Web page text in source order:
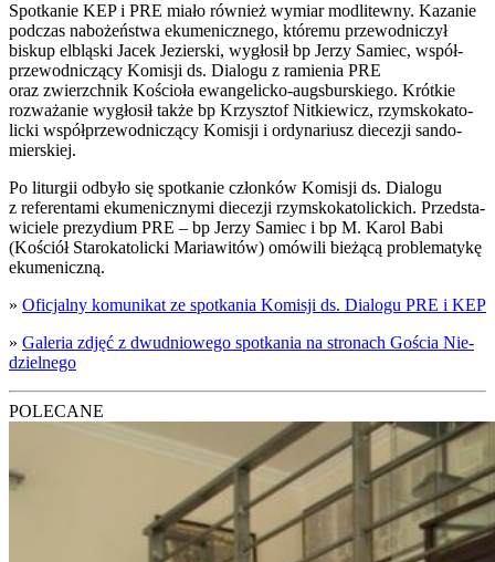
Spo­tka­nie KEP i PRE mia­ło rów­nież wymiar modli­tew­ny. Kaza­nie
pod­czas nabo­żeń­stwa eku­me­nicz­ne­go, któ­re­mu prze­wod­ni­czył
biskup elblą­ski Jacek Jezier­ski, wygło­sił bp Jerzy Samiec, współ­
prze­wod­ni­czą­cy Komi­sji ds. Dia­lo­gu z ramie­nia PRE
oraz zwierzch­nik Kościo­ła ewan­ge­lic­ko-augs­bur­skie­go. Krót­kie
roz­wa­ża­nie wygło­sił tak­że bp Krzysz­tof Nit­kie­wicz, rzym­sko­ka­to­
lic­ki współ­prze­wod­ni­czą­cy Komi­sji i ordy­na­riusz die­ce­zji san­do­
mier­skiej.
Po litur­gii odby­ło się spo­tka­nie człon­ków Komi­sji ds. Dia­lo­gu
z refe­ren­ta­mi eku­me­nicz­ny­mi die­ce­zji rzym­sko­ka­to­lic­kich. Przed­sta­
wi­cie­le pre­zy­dium PRE – bp Jerzy Samiec i bp M. Karol Babi
(Kościół Sta­ro­ka­to­lic­ki Maria­wi­tów) omó­wi­li bie­żą­cą pro­ble­ma­ty­kę
eku­me­nicz­ną.
» Ofi­cjal­ny komu­ni­kat ze spo­tka­nia Komi­sji ds. Dia­lo­gu PRE i KEP
» Gale­ria zdjęć z dwu­dnio­we­go spo­tka­nia na stro­nach Gościa Nie­
dziel­ne­go
POLECANE